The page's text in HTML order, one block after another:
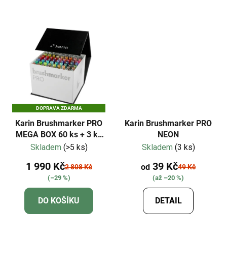
DOPRAVA ZDARMA
Karin Brushmarker PRO
MEGA BOX 60 ks + 3 ks
Blender
Skladem (>5 ks)
1 990 Kč2 808 Kč
(–29 %)
DO KOŠÍKU
Karin Brushmarker PRO
NEON
Skladem (3 ks)
od 39 Kč49 Kč
(až –20 %)
DETAIL